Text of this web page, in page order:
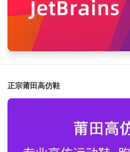
正宗莆田高仿鞋